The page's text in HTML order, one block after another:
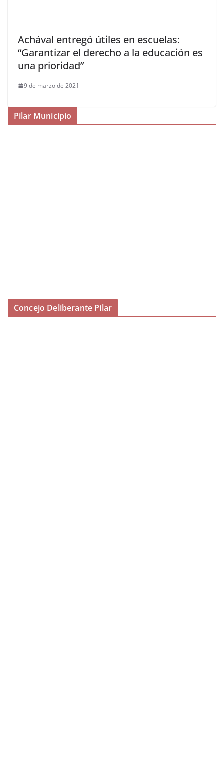
Achával entregó útiles en escuelas:
“Garantizar el derecho a la educación es
una prioridad”
9 de marzo de 2021
Pilar Municipio
Concejo Deliberante Pilar